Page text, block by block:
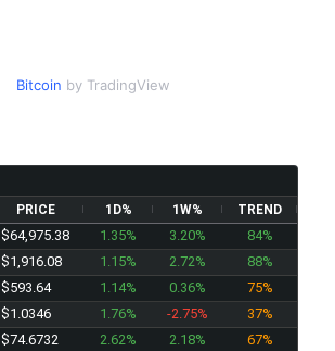
Bitcoin by TradingView
PRICE 1D% 1W% TREND
$64,975.38 1.35% 3.20%
84%
$1,916.08 1.15% 2.72%
88%
$593.64 1.14% 0.36%
75%
$1.0346 1.76% -2.75%
37%
$74.6732 2.62% 2.18%
67%